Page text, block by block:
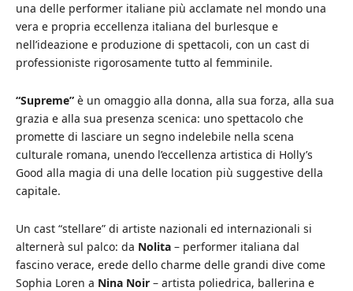
una delle performer italiane più acclamate nel mondo una
vera e propria eccellenza italiana del burlesque e
nell’ideazione e produzione di spettacoli, con un cast di
professioniste rigorosamente tutto al femminile.
“Supreme” è un omaggio alla donna, alla sua forza, alla sua
grazia e alla sua presenza scenica: uno spettacolo che
promette di lasciare un segno indelebile nella scena
culturale romana, unendo l’eccellenza artistica di Holly’s
Good alla magia di una delle location più suggestive della
capitale.
Un cast “stellare” di artiste nazionali ed internazionali si
alternerà sul palco: da Nolita – performer italiana dal
fascino verace, erede dello charme delle grandi dive come
Sophia Loren a Nina Noir – artista poliedrica, ballerina e